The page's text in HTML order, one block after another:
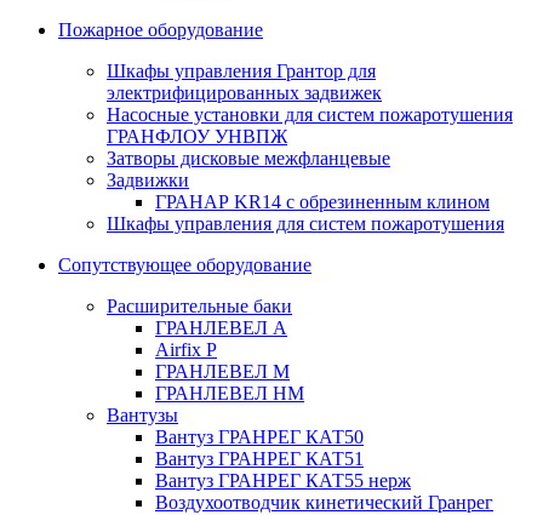
Пожарное оборудование
Шкафы управления Грантор для
электрифицированных задвижек
Насосные установки для систем пожаротушения
ГРАНФЛОУ УНВПЖ
Затворы дисковые межфланцевые
Задвижки
ГРАНАР KR14 с обрезиненным клином
Шкафы управления для систем пожаротушения
Сопутствующее оборудование
Расширительные баки
ГРАНЛЕВЕЛ А
Airfix P
ГРАНЛЕВЕЛ М
ГРАНЛЕВЕЛ НМ
Вантузы
Вантуз ГРАНРЕГ КАТ50
Вантуз ГРАНРЕГ КАТ51
Вантуз ГРАНРЕГ КАТ55 нерж
Воздухоотводчик кинетический Гранрег